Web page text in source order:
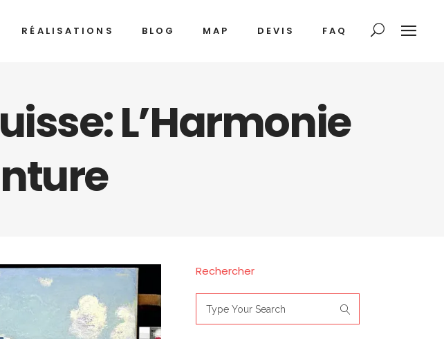
RÉALISATIONS BLOG MAP DEVIS FAQ
L’Harmonie
Rechercher
for: